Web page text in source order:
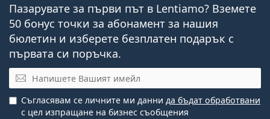
Пазарувате за първи път в Lentiamo? Вземете
50 бонус точки за абонамент за нашия
бюлетин и изберете безплатен подарък с
първата си поръчка.
Имейл
Съгласявам се личните ми данни да бъдат обработвани
с цел изпращане на бизнес съобщения